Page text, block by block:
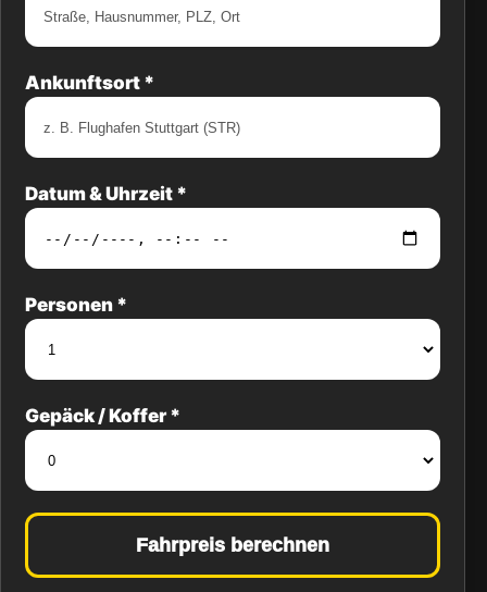
Ankunftsort *
Datum & Uhrzeit *
Personen *
Gepäck / Koffer *
Fahrpreis berechnen